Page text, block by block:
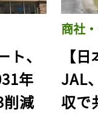
、
年
削減
商社
【
JAL
収で